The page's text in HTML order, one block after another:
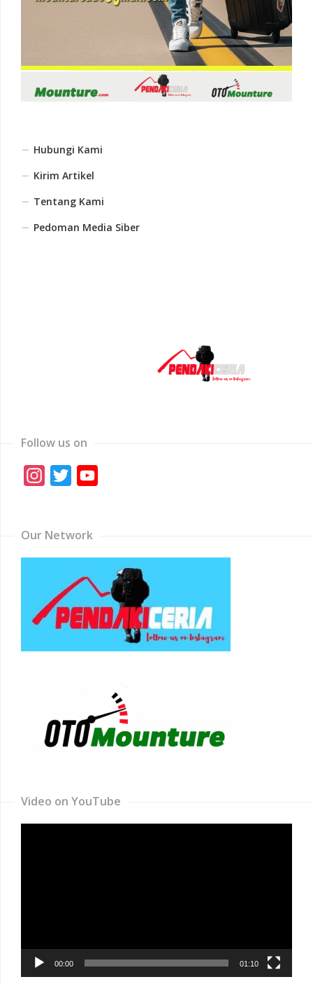
Hubungi Kami
Kirim Artikel
Tentang Kami
Pedoman Media Siber
Follow us on
Instagram
Twitter
Our Network
Video on YouTube
00:00 01:10